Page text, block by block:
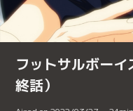
フットサルボー
終話）